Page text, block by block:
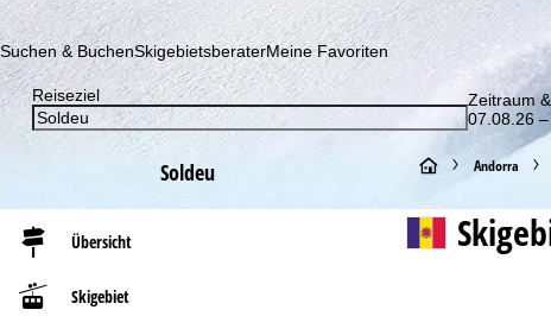
Suchen & BuchenSkigebietsberaterMeine Favoriten
Reiseziel
Zeitraum
07.08.26
Soldeu
Übersicht
Skigebiet
S
t
Andorra